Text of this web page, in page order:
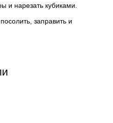
и нарезать кубиками.
заправить и